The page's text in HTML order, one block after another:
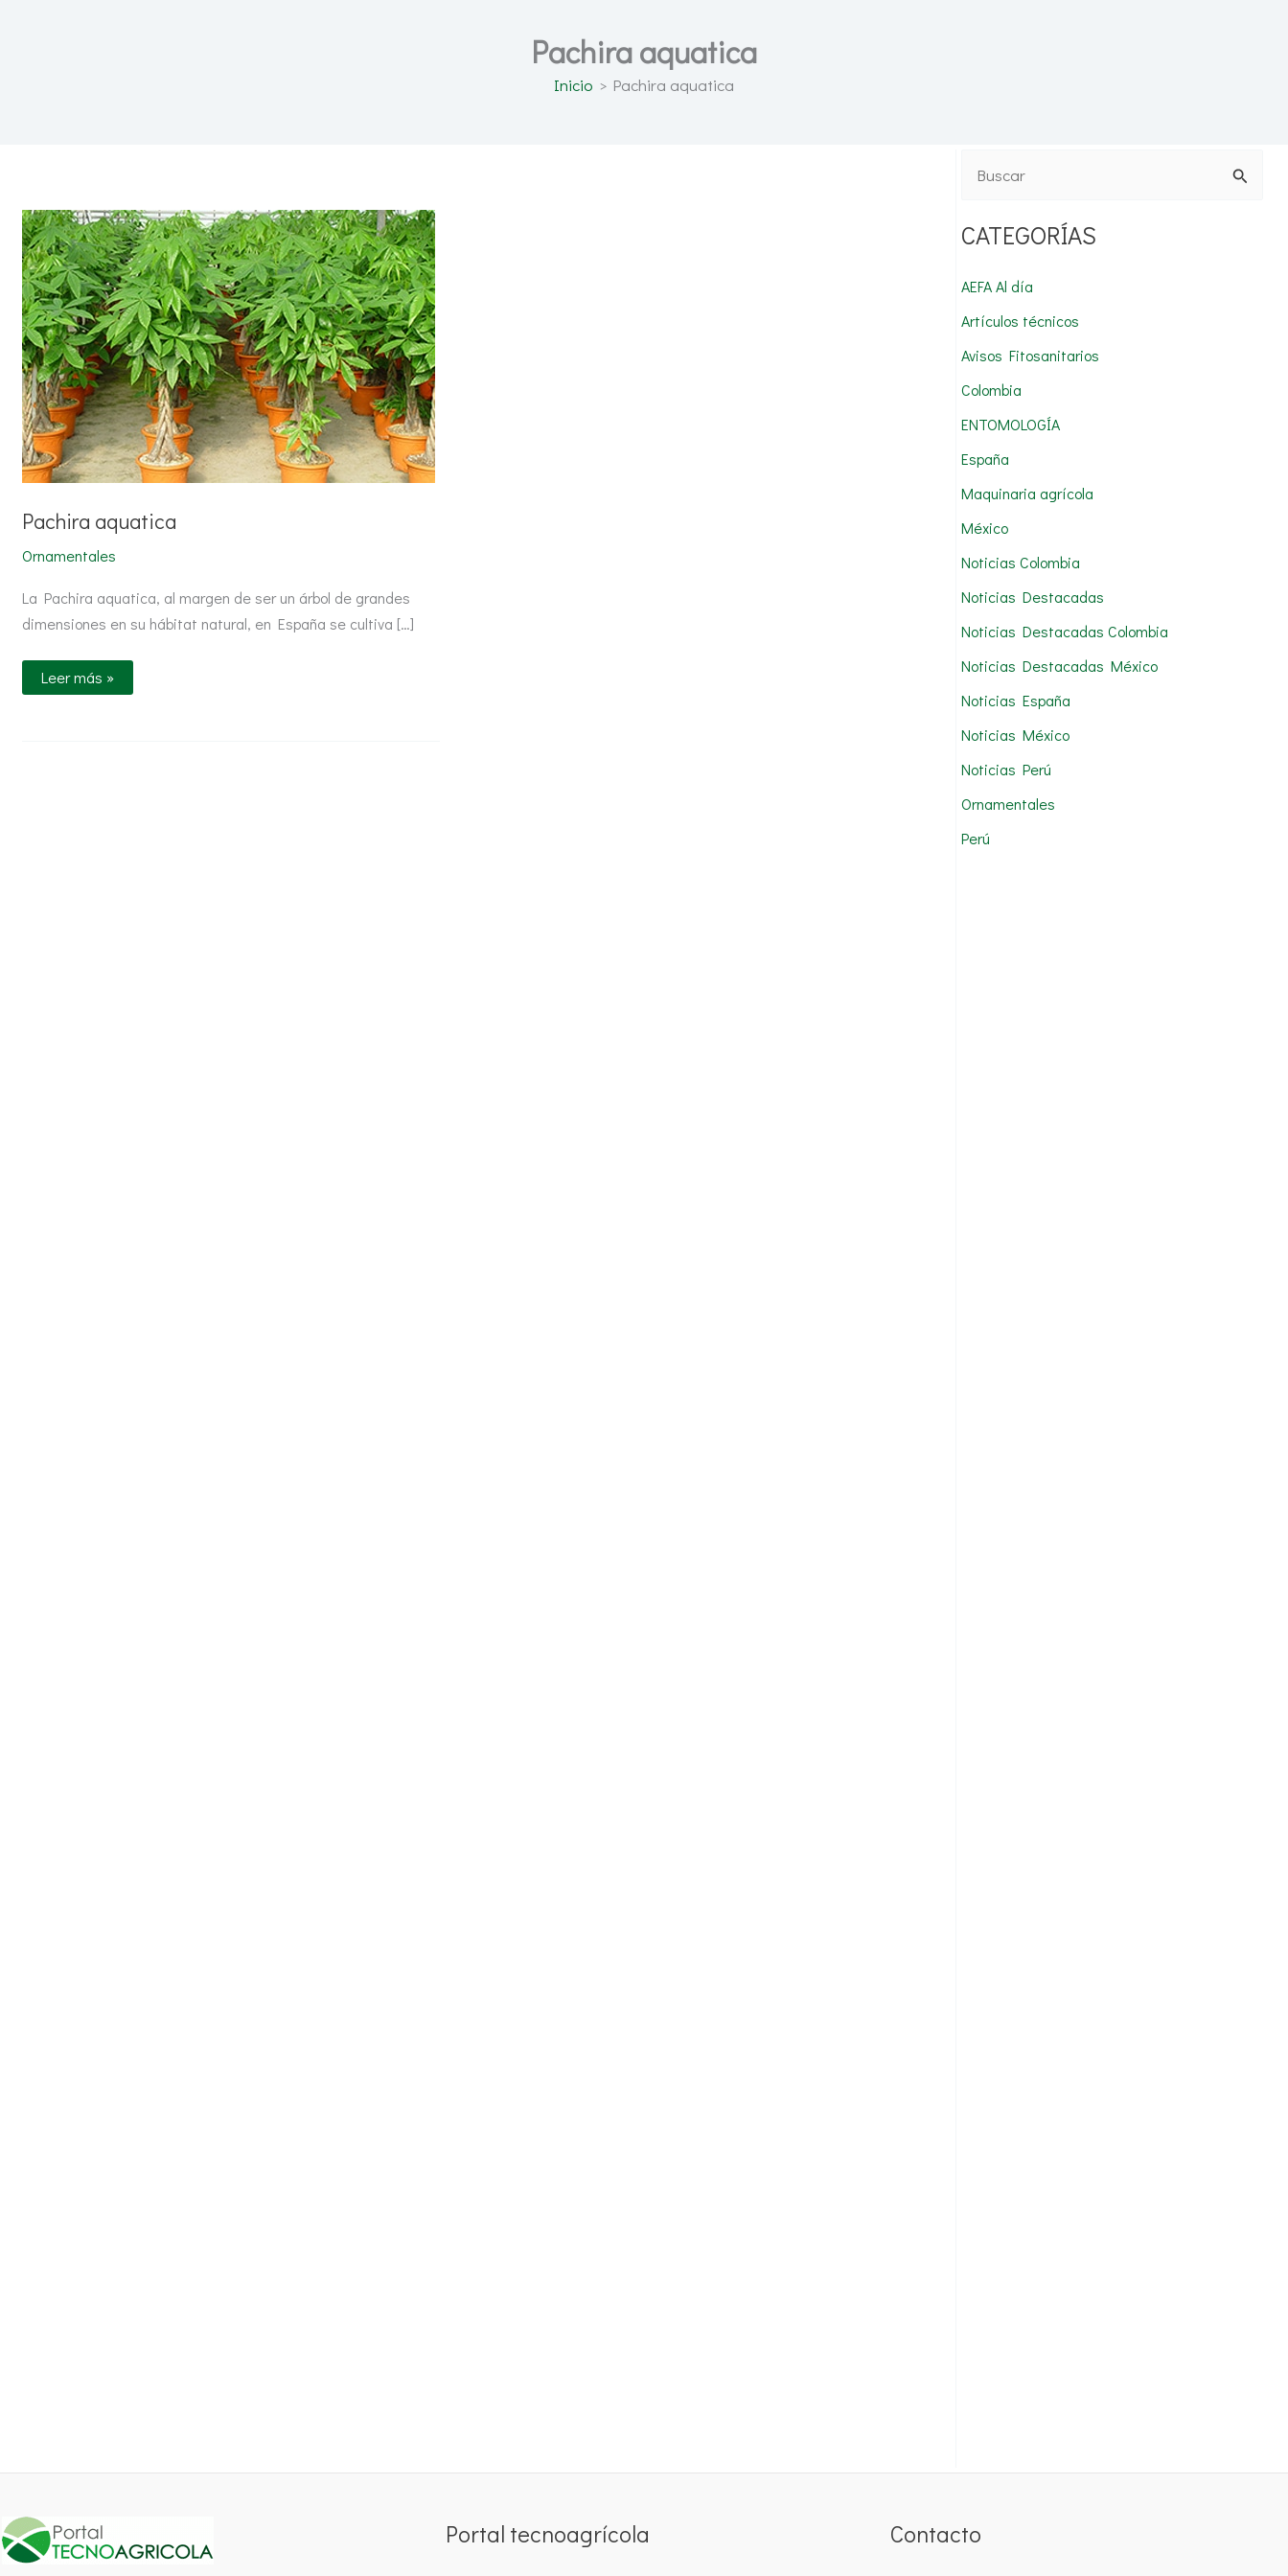
Pachira aquatica
Inicio Pachira aquatica
Pachira aquatica
Ornamentales
La Pachira aquatica, al margen de ser un árbol de grandes
dimensiones en su hábitat natural, en España se cultiva […]
Pachira
aquatica
Leer más »
s
r
p
o
r
:
CATEGORÍAS
AEFA Al día
Artículos técnicos
Avisos Fitosanitarios
Colombia
ENTOMOLOGÍA
España
Maquinaria agrícola
México
Noticias Colombia
Noticias Destacadas
Noticias Destacadas Colombia
Noticias Destacadas México
Noticias España
Noticias México
Noticias Perú
Ornamentales
Perú
Portal tecnoagrícola Contacto